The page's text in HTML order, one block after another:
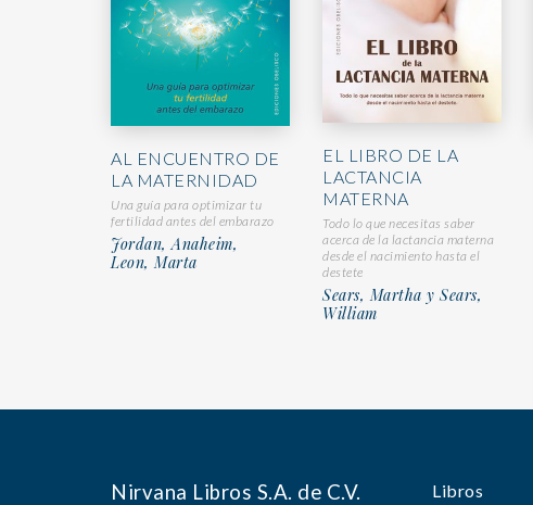
AL ENCUENTRO DE
LA MATERNIDAD
Una guía para optimizar tu
fertilidad antes del embarazo
Jordan, Anaheim,
Leon, Marta
EL LIBRO DE LA
LACTANCIA
MATERNA
Todo lo que necesitas saber
acerca de la lactancia materna
desde el nacimiento hasta el
destete
Sears, Martha y Sears,
William
Nirvana Libros S.A. de C.V. Libros